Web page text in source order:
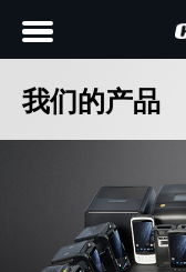
我们的产品